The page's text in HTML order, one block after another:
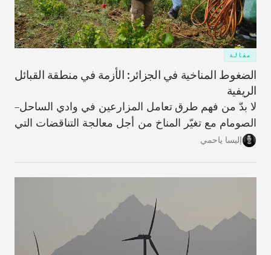
مقالة
الضغوط المناخية في الجزائر: الأزمة في منطقة القبائل
الريفية
لا بدّ من فهم طرق تعامل المزارعين في وادي الساحل–
الصومام مع تغيّر المناخ من أجل معالجة التناقضات التي
تؤدّي من خلالها عملية التكيّف، على المستويَين الفردي
إليسا ياحمي